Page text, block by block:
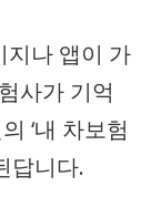
지나 앱이 가
사가 기억
‘내 차보험
답니다.